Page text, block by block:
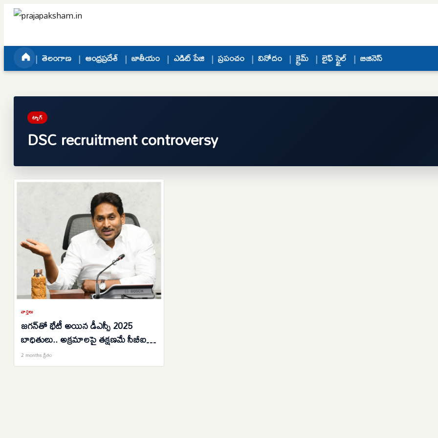
Skip to content
తెలంగాణ ఆంధ్రప్రదేశ్ జాతీయం ఎడిట్ పేజి ప్రపంచం వినోదం క్రైమ్ లైఫ్ స్టైల్ బిజినెస్
ట్యాగ్
DSC recruitment controversy
వార్తలు
జగన్‌తో భేటీ అయిన డీఎస్సీ 2025
బాధితులు.. అక్రమాలపై తక్షణమే సీబీఐ
విచారణ జరిపించాలని మాజీ సీఎం
డిమాండ్..
2 months క్రితం